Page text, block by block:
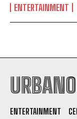
ENTERTAINMENT
ENTERTAINMENT